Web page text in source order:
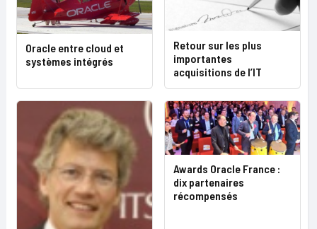
Oracle entre cloud et
systèmes intégrés
Retour sur les plus
importantes
acquisitions de l’IT
Awards Oracle France :
dix partenaires
récompensés